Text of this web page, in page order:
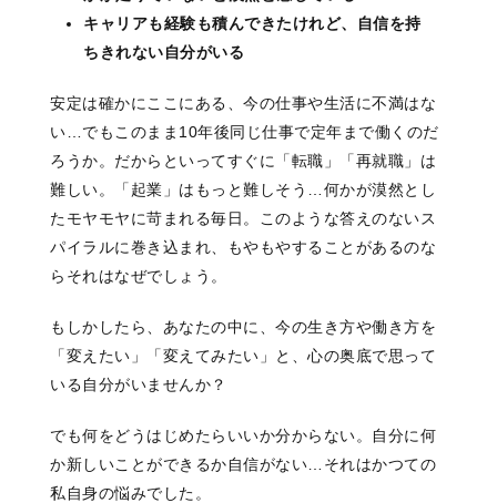
キャリアも経験も積んできたけれど、自信を持
ちきれない自分がいる
安定は確かにここにある、今の仕事や生活に不満はな
い…でもこのまま10年後同じ仕事で定年まで働くのだ
ろうか。だからといってすぐに「転職」「再就職」は
難しい。「起業」はもっと難しそう…何かが漠然とし
たモヤモヤに苛まれる毎日。このような答えのないス
パイラルに巻き込まれ、もやもやすることがあるのな
らそれはなぜでしょう。
もしかしたら、あなたの中に、 今の生き方や働き方を
「変えたい」「変えてみたい」と、心の奥底で思って
いる自分がいませんか？
でも何をどうはじめたらいいか分からない。自分に何
か新しいことができるか自信がない…それはかつての
私自身の悩みでした。